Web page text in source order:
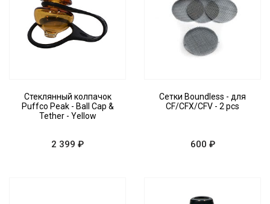
Стеклянный колпачок
Puffco Peak - Ball Cap &
Tether - Yellow
2 399 ₽
Сетки Boundless - для
CF/CFX/CFV - 2 pcs
600 ₽